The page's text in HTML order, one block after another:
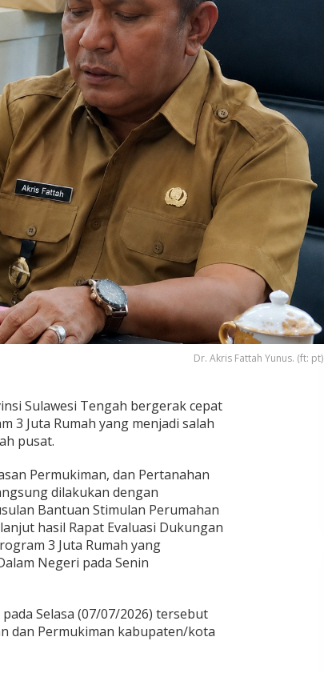
Dr. Akris Fattah Yunus. (ft: pt)
Sulawesi Tengah bergerak cepat
3 Juta Rumah yang menjadi salah
pusat.
Permukiman, dan Pertanahan
dilakukan dengan
Bantuan Stimulan Perumahan
hasil Rapat Evaluasi Dukungan
3 Juta Rumah yang
Negeri pada Senin
Selasa (07/07/2026) tersebut
dan Permukiman kabupaten/kota